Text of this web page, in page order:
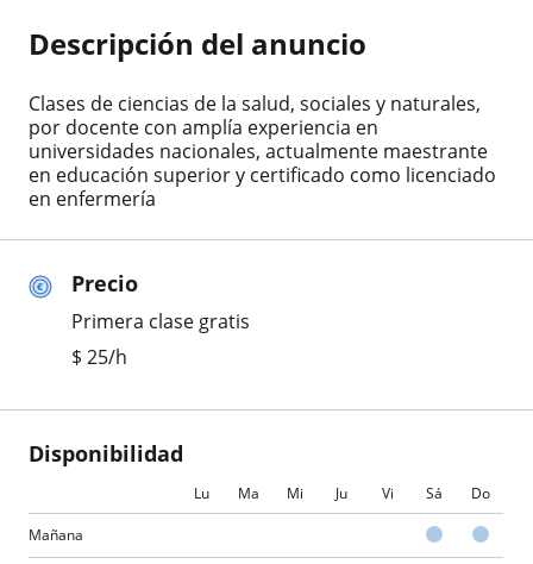
Precio
Primera clase gratis
$ 25/h
Disponibilidad
Lu Ma Mi Ju Vi Sá Do
Mañana
Descripción del anuncio
Clases de ciencias de la salud, sociales y naturales,
por docente con amplía experiencia en
universidades nacionales, actualmente maestrante
en educación superior y certificado como licenciado
en enfermería